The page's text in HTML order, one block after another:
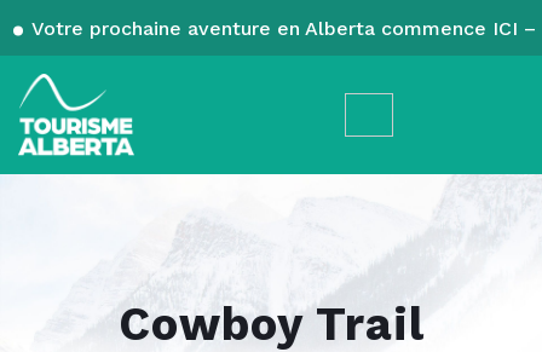
Votre prochaine aventure en Alberta commence ICI
Cowboy Trail